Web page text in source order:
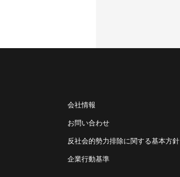
会社情報
お問い合わせ
反社会的勢力排除に関する基本方針
企業行動基準